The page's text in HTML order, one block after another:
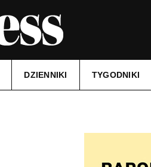
DZIENNIKI TYGODNIKI